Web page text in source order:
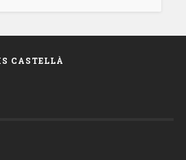
CASTELLÀ